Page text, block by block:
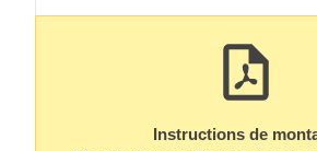
Instructions de